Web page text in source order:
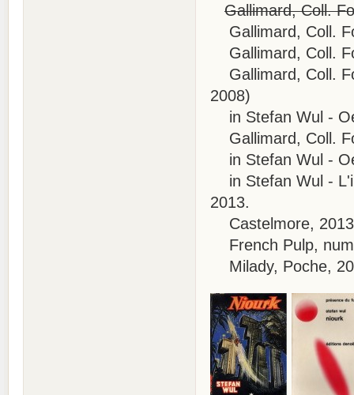
Gallimard, Coll.
Gallimard, Coll.
Gallimard, Coll.
Gallimard, Coll.
2008)
in Stefan Wul -
Gallimard, Coll.
in Stefan Wul -
in Stefan Wul -
2013.
Castelmore,
French Pulp,
Milady, Poche,